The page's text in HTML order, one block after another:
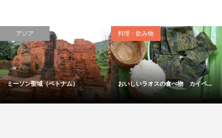
アジア
ミーソン聖域（ベトナム）
料理・飲み物
おいしいラオスの食べ物 カイペ...